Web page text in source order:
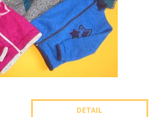
DETAIL